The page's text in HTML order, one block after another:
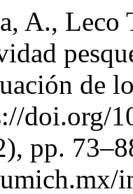
A., Leco
de
doi.org/
pp.